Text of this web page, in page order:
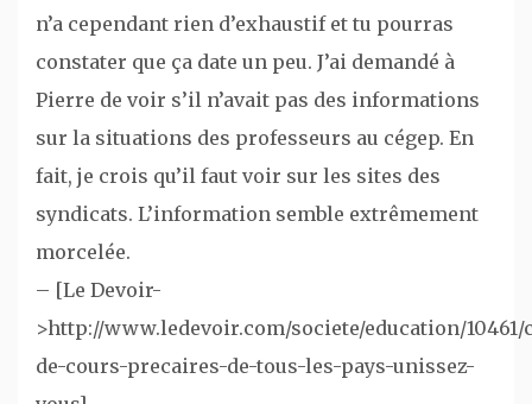
n’a cependant rien d’exhaustif et tu pourras
constater que ça date un peu. J’ai demandé à
Pierre de voir s’il n’avait pas des informations
sur la situations des professeurs au cégep. En
fait, je crois qu’il faut voir sur les sites des
syndicats. L’information semble extrêmement
morcelée.
– [Le Devoir-
>http://www.ledevoir.com/societe/education/10461/
de-cours-precaires-de-tous-les-pays-unissez-